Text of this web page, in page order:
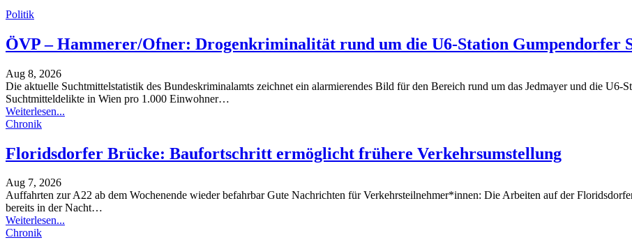
Politik
ÖVP – Hammerer/Ofner: Drogenkriminalität rund um die U6-Station Gumpendorfer
Aug 8, 2026
Die aktuelle Suchtmittelstatistik des Bundeskriminalamts zeichnet ein alarmierendes Bild für den Bereich rund um das Jedmayer und die U6-
Suchtmitteldelikte in Wien pro 1.000 Einwohner…
Weiterlesen...
Chronik
Floridsdorfer Brücke: Baufortschritt ermöglicht frühere Verkehrsumstellung
Aug 7, 2026
Auffahrten zur A22 ab dem Wochenende wieder befahrbarGute Nachrichten für Verkehrsteilnehmer*innen: Die Arbeiten auf der
bereits in der Nacht…
Weiterlesen...
Chronik